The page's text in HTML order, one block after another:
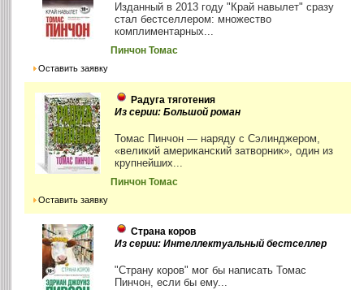
Изданный в 2013 году "Край навылет" сразу
стал бестселлером: множество
комплиментарных...
Пинчон Томас
Оставить заявку
Радуга тяготения
Из серии: Большой роман
Томас Пинчон — наряду с Сэлинджером,
«великий американский затворник», один из
крупнейших...
Пинчон Томас
Оставить заявку
Страна коров
Из серии: Интеллектуальный бестселлер
"Страну коров" мог бы написать Томас
Пинчон, если бы ему...